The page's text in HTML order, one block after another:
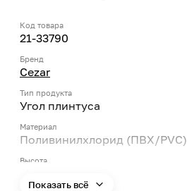
Код товара
21-33790
Бренд
Cezar
Тип продукта
Угол плинтуса
Материал
Поливинилхлорид (ПВХ/PVC)
Высота
Показать всё